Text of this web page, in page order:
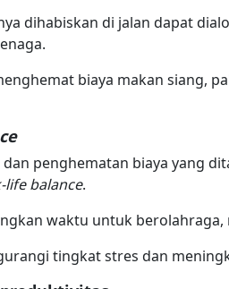
dihabiskan di jalan dapat
biaya makan siang,
penghematan biaya yang
life balance.
waktu untuk
tingkat stres dan